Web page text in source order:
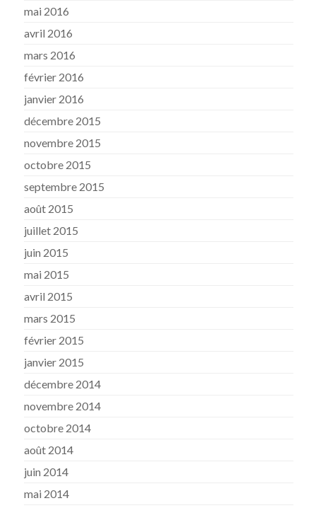
mai 2016
avril 2016
mars 2016
février 2016
janvier 2016
décembre 2015
novembre 2015
octobre 2015
septembre 2015
août 2015
juillet 2015
juin 2015
mai 2015
avril 2015
mars 2015
février 2015
janvier 2015
décembre 2014
novembre 2014
octobre 2014
août 2014
juin 2014
mai 2014